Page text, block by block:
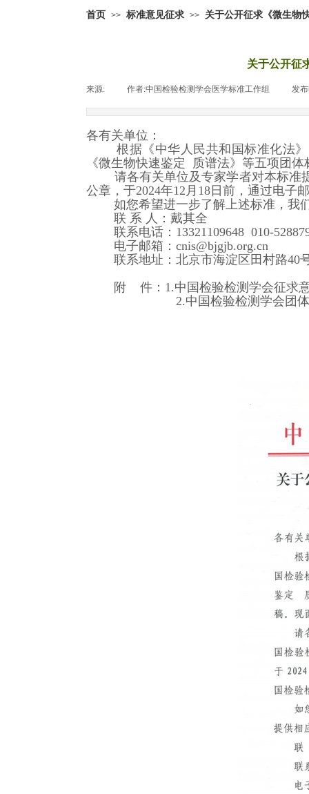
首页 >> 标准意见征求 >> 关于公开征求《微生物
关于公开征
来源: 作者:中国检验检测学会医学标准工作组 发
各有关单位：
根据《中华人民共和国标准化法》
《微生物快速鉴定 质谱法》等五项团
请各有关单位及专家学者对本标准提
公章，于2024年12月18日前，通过电子
如您希望进一步了解上述标准，我们
联 系 人：戴其全
联系电话：13321109648 010-
电子邮箱：cnis@bjgjb.org.cn
联系地址：北京市海淀区田村路40
附 件： 1.中国检验检测学会征求
2.中国检验检测学会团体标